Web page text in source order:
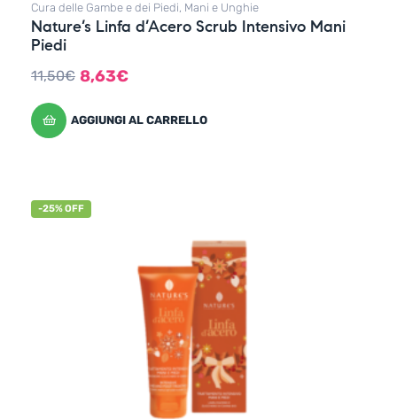
Cura delle Gambe e dei Piedi, Mani e Unghie
Nature’s Linfa d’Acero Scrub Intensivo Mani
Piedi
11,50€ 8,63€
AGGIUNGI AL CARRELLO
-25% OFF